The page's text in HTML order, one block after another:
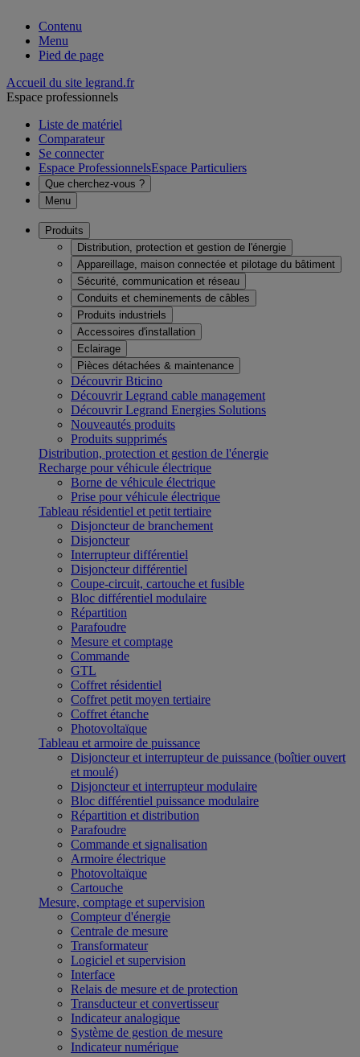
Contenu
Menu
Pied de page
Accueil du site legrand.fr
Espace professionnels
Liste de matériel
Comparateur
Se connecter
Espace ProfessionnelsEspace Particuliers
Que cherchez-vous ?
Menu
Produits
Distribution, protection et gestion de l'énergie
Appareillage, maison connectée et pilotage du bâtiment
Sécurité, communication et réseau
Conduits et cheminements de câbles
Produits industriels
Accessoires d'installation
Eclairage
Pièces détachées & maintenance
Découvrir Bticino
Découvrir Legrand cable management
Découvrir Legrand Energies Solutions
Nouveautés produits
Produits supprimés
Distribution, protection et gestion de l'énergie
Recharge pour véhicule électrique
Borne de véhicule électrique
Prise pour véhicule électrique
Tableau résidentiel et petit tertiaire
Disjoncteur de branchement
Disjoncteur
Interrupteur différentiel
Disjoncteur différentiel
Coupe-circuit, cartouche et fusible
Bloc différentiel modulaire
Répartition
Parafoudre
Mesure et comptage
Commande
GTL
Coffret résidentiel
Coffret petit moyen tertiaire
Coffret étanche
Photovoltaïque
Tableau et armoire de puissance
Disjoncteur et interrupteur de puissance (boîtier ouvert
et moulé)
Disjoncteur et interrupteur modulaire
Bloc différentiel puissance modulaire
Répartition et distribution
Parafoudre
Commande et signalisation
Armoire électrique
Photovoltaïque
Cartouche
Mesure, comptage et supervision
Compteur d'énergie
Centrale de mesure
Transformateur
Logiciel et supervision
Interface
Relais de mesure et de protection
Transducteur et convertisseur
Indicateur analogique
Système de gestion de mesure
Indicateur numérique